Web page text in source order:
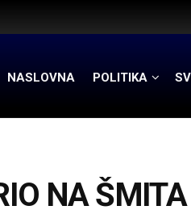
NASLOVNA POLITIKA
NA